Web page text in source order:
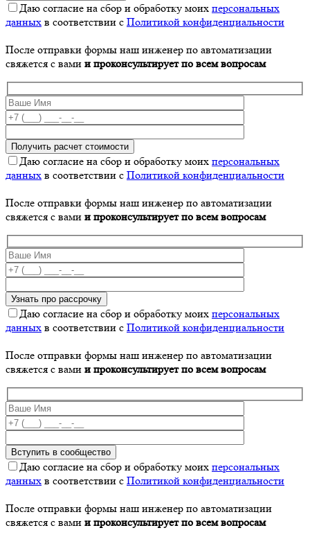
Даю согласие на сбор и обработку моих персональных
данных в соответствии с Политикой конфиденциальности
После отправки формы наш инженер по автоматизации
свяжется с вами и проконсультирует по всем вопросам
Даю согласие на сбор и обработку моих персональных
данных в соответствии с Политикой конфиденциальности
После отправки формы наш инженер по автоматизации
свяжется с вами и проконсультирует по всем вопросам
Даю согласие на сбор и обработку моих персональных
данных в соответствии с Политикой конфиденциальности
После отправки формы наш инженер по автоматизации
свяжется с вами и проконсультирует по всем вопросам
Даю согласие на сбор и обработку моих персональных
данных в соответствии с Политикой конфиденциальности
После отправки формы наш инженер по автоматизации
свяжется с вами и проконсультирует по всем вопросам